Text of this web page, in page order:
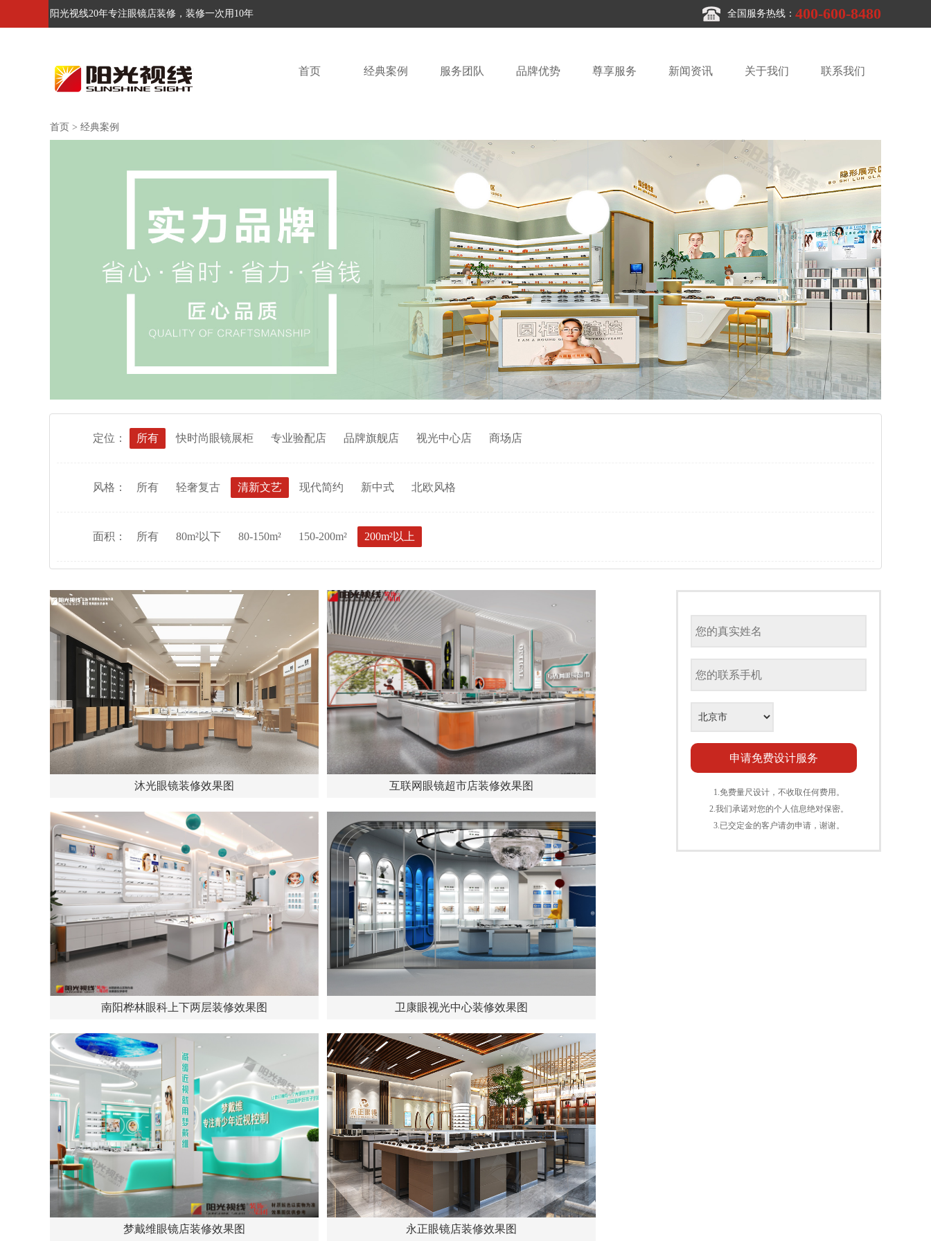
阳光视线20年专注眼镜店装修，装修一次用10年 全国服务热线： 400-600-8480
首页 经典案例 服务团队 品牌优势 尊享服务 新闻资讯 关于我们 联系我们
首页 > 经典案例
定位： 所有 快时尚眼镜展柜 专业验配店 品牌旗舰店 视光中心店 商场店
风格： 所有 轻奢复古 清新文艺 现代简约 新中式 北欧风格
面积： 所有 80m²以下 80-150m² 150-200m² 200m²以上
沐光眼镜装修效果图 互联网眼镜超市店装修效果图
南阳桦林眼科上下两层装修效果图 卫康眼视光中心装修效果图
梦戴维眼镜店装修效果图 永正眼镜店装修效果图
1.免费量尺设计，不收取任何费用。
2.我们承诺对您的个人信息绝对保密。
3.已交定金的客户请勿申请，谢谢。